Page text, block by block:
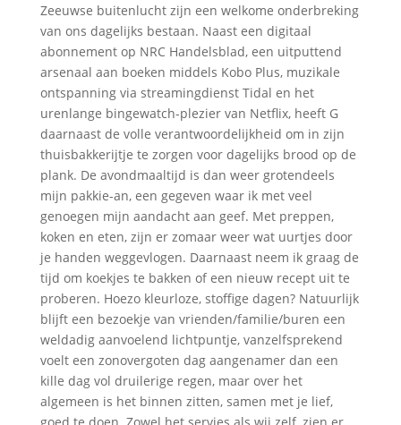
Zeeuwse buitenlucht zijn een welkome onderbreking
van ons dagelijks bestaan. Naast een digitaal
abonnement op NRC Handelsblad, een uitputtend
arsenaal aan boeken middels Kobo Plus, muzikale
ontspanning via streamingdienst Tidal en het
urenlange bingewatch-plezier van Netflix, heeft G
daarnaast de volle verantwoordelijkheid om in zijn
thuisbakkerijtje te zorgen voor dagelijks brood op de
plank. De avondmaaltijd is dan weer grotendeels
mijn pakkie-an, een gegeven waar ik met veel
genoegen mijn aandacht aan geef. Met preppen,
koken en eten, zijn er zomaar weer wat uurtjes door
je handen weggevlogen. Daarnaast neem ik graag de
tijd om koekjes te bakken of een nieuw recept uit te
proberen. Hoezo kleurloze, stoffige dagen? Natuurlijk
blijft een bezoekje van vrienden/familie/buren een
weldadig aanvoelend lichtpuntje, vanzelfsprekend
voelt een zonovergoten dag aangenamer dan een
kille dag vol druilerige regen, maar over het
algemeen is het binnen zitten, samen met je lief,